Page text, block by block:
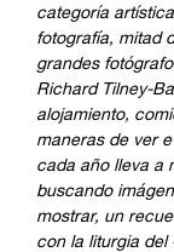
categoría
fotografía, mitad
grandes
Richard Tilney-
alojamiento,
maneras de ver
cada año lleva a
buscando
mostrar, un
con la liturgia del